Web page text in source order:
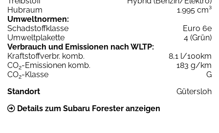
Hubraum
1.995 cm³
Umweltnormen:
Schadstoffklasse
Euro 6e
Umweltplakette
4 (Grün)
Verbrauch und Emissionen nach WLTP:
Kraftstoffverbr. komb.
8,1 l/100km
CO2-Emissionen komb.
183 g/km
CO2-Klasse
G
Standort
Gütersloh
Details zum Subaru Forester anzeigen